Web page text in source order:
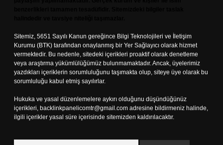
Sitemiz, 5651 Sayılı Kanun gereğince Bilgi Teknolojileri ve İletişim
Kurumu (BTK) tarafından onaylanmış bir Yer Sağlayıcı olarak hizmet
vermektedir. Bu nedenle, sitedeki içerikleri proaktif olarak denetleme
veya araştırma yükümlülüğümüz bulunmamaktadır. Ancak, üyelerimiz
yazdıkları içeriklerin sorumluluğunu taşımakta olup, siteye üye olarak bu
sorumluluğu kabul etmiş sayılırlar.
Hukuka ve yasal düzenlemelere aykırı olduğunu düşündüğünüz
içerikleri, backlinkpanelicomtr@gmail.com adresine bildirmeniz halinde,
ilgili içerikler yasal süre içerisinde sitemizden kaldırılacaktır.